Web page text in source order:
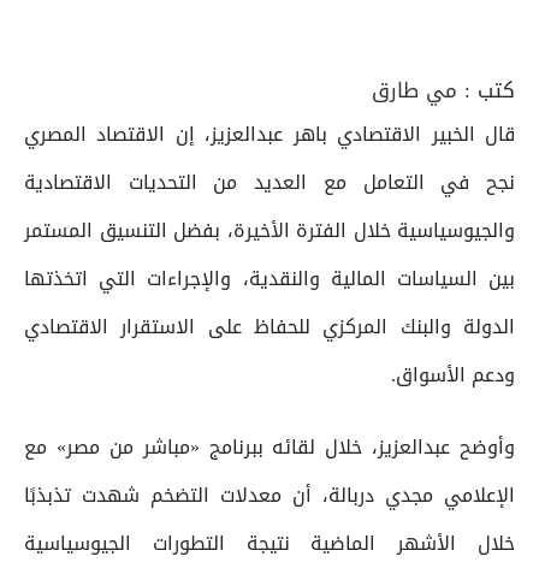
كتب : مي طارق
قال الخبير الاقتصادي باهر عبدالعزيز، إن الاقتصاد المصري
نجح في التعامل مع العديد من التحديات الاقتصادية
والجيوسياسية خلال الفترة الأخيرة، بفضل التنسيق المستمر
بين السياسات المالية والنقدية، والإجراءات التي اتخذتها
الدولة والبنك المركزي للحفاظ على الاستقرار الاقتصادي
ودعم الأسواق.
وأوضح عبدالعزيز، خلال لقائه ببرنامج «مباشر من مصر» مع
الإعلامي مجدي دربالة، أن معدلات التضخم شهدت تذبذبًا
خلال الأشهر الماضية نتيجة التطورات الجيوسياسية